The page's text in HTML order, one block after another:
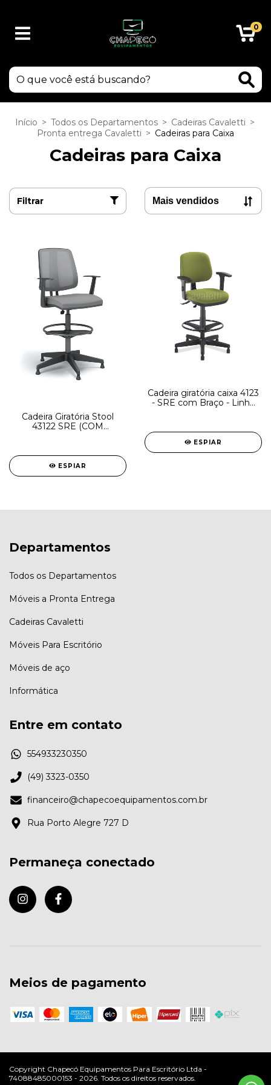
0
Início > Todos os Departamentos > Cadeiras Cavaletti >
Pronta entrega Cavaletti > Cadeiras para Caixa
Cadeiras para Caixa
Filtrar
Cadeira Giratória Stool
43122 SRE (COM
c/ Sapata, Encosto em
Tela - *SEM BRAÇOS*
ESPIAR
Cadeira giratória caixa 4123
- SRE com Braço - Linha
com Sapata
ESPIAR
Departamentos
Todos os Departamentos
Móveis a Pronta Entrega
Cadeiras Cavaletti
Móveis Para Escritório
Móveis de aço
Informática
Entre em contato
554933230350
(49) 3323-0350
financeiro@chapecoequipamentos.com.br
Rua Porto Alegre 727 D
Permaneça conectado
Meios de pagamento
Copyright Chapecó Equipamentos Para Escritório Ltda -
74088485000153 - 2026. Todos os direitos reservados.